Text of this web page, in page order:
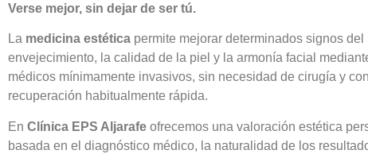
Verse mejor, sin dejar de ser tú.
La medicina estética permite mejorar determinados signos del
envejecimiento, la calidad de la piel y la armonía facial
médicos mínimamente invasivos, sin necesidad de cirugía y
recuperación habitualmente rápida.
En Clínica EPS Aljarafe ofrecemos una valoración estética
basada en el diagnóstico médico, la naturalidad de los